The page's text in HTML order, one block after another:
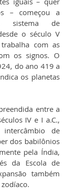
– começou a
sistema de
o século V
com as
os signos. O
do ano 419 a
os planetas
entre a
IV e I a.C.,
de
dos babilônios
pela Índia,
da Escola de
também